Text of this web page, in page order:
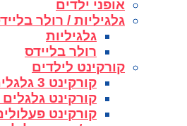
אופני ילדים
גלגיליות / רולר
גלגיליות
רולר בליידס
קורקינט לילדים
קורקינט 3 גלגלים
קורקינט גלגלים
קורקינט